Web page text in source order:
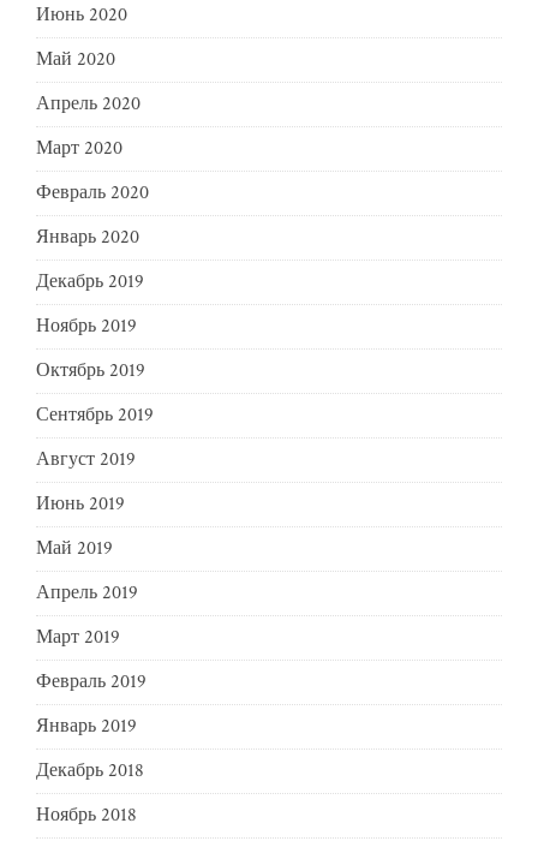
Июнь 2020
Май 2020
Апрель 2020
Март 2020
Февраль 2020
Январь 2020
Декабрь 2019
Ноябрь 2019
Октябрь 2019
Сентябрь 2019
Август 2019
Июнь 2019
Май 2019
Апрель 2019
Март 2019
Февраль 2019
Январь 2019
Декабрь 2018
Ноябрь 2018